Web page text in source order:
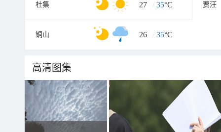
杜集 27 / 35°C 贾汪
铜山 26 / 35°C
高清图集